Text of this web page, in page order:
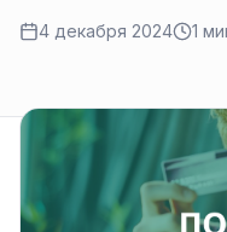
4 декабря 2024 1